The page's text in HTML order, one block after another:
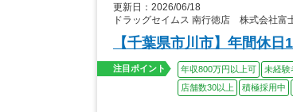
更新日：2026/06/18
ドラッグセイムス 南行徳店 株式会社富
【千葉県市川市】年間休
注目ポイント 年収800万円以上可 未経験
店舗数30以上
積極採用中